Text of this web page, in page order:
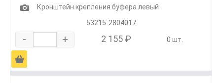
1
Кронштейн крепления буфера левый
53215-2804017
- + 2 155 ₽ 0 шт.
Ä